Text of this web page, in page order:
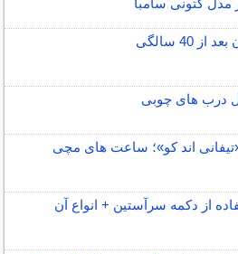
مدل کتونی سامبا
40 سالگی
درب های چوبی
اند کو»؛ ساعت های مچی
از دکمه سرآستین + انواع آن